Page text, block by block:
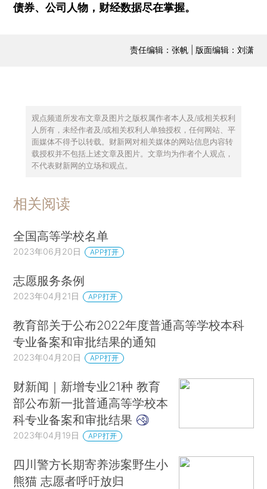
债券、公司人物，财经数据尽在掌握。
责任编辑：张帆 | 版面编辑：刘潇
观点频道所发布文章及图片之版权属作者本人及/或相关权利
人所有，未经作者及/或相关权利人单独授权，任何网站、平
面媒体不得予以转载。财新网对相关媒体的网站信息内容转
载授权并不包括上述文章及图片。文章均为作者个人观点，
不代表财新网的立场和观点。
相关阅读
全国高等学校名单
2023年06月20日 APP打开
志愿服务条例
2023年04月21日 APP打开
教育部关于公布2022年度普通高等学校本科
专业备案和审批结果的通知
2023年04月20日 APP打开
财新闻｜新增专业21种 教育
部公布新一批普通高等学校本
科专业备案和审批结果
2023年04月19日 APP打开
四川警方长期寄养涉案野生小
熊猫 志愿者呼吁放归